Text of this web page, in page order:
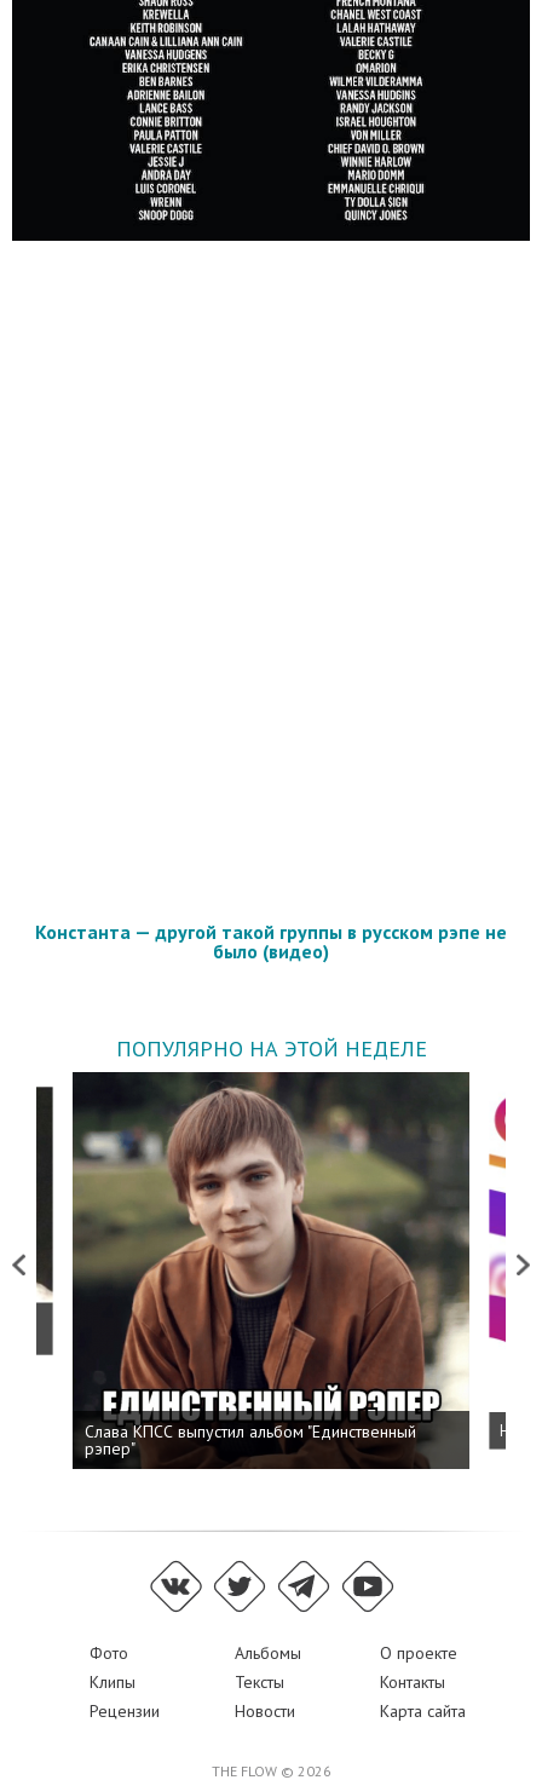
Константа — другой такой группы в русском рэпе не
было (видео)
ПОПУЛЯРНО НА ЭТОЙ НЕДЕЛЕ
Previous
Слава КПСС выпустил альбом "Единственный
рэпер"
Next
Фото Альбомы
О проекте
Клипы
Тексты
Контакты
Рецензии
Новости Карта сайта
THE FLOW © 2026